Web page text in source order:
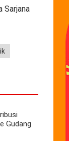
Sarjana
Gudang